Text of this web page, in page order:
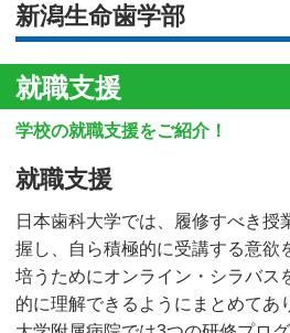
新潟生命歯学部
就職支援
学校の就職支援をご紹介！
就職支援
日本歯科大学では、履修すべき授
握し、自ら積極的に受講する意欲
培うためにオンライン・シラバス
的に理解できるようにまとめてあ